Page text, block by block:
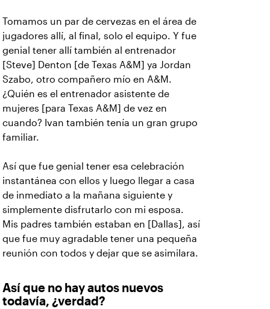
Tomamos un par de cervezas en el área de
jugadores allí, al final, solo el equipo. Y fue
genial tener allí también al entrenador
[Steve] Denton [de Texas A&M] ya Jordan
Szabo, otro compañero mío en A&M.
¿Quién es el entrenador asistente de
mujeres [para Texas A&M] de vez en
cuando? Ivan también tenía un gran grupo
familiar.
Así que fue genial tener esa celebración
instantánea con ellos y luego llegar a casa
de inmediato a la mañana siguiente y
simplemente disfrutarlo con mi esposa.
Mis padres también estaban en [Dallas], así
que fue muy agradable tener una pequeña
reunión con todos y dejar que se asimilara.
Así que no hay autos nuevos
todavía, ¿verdad?